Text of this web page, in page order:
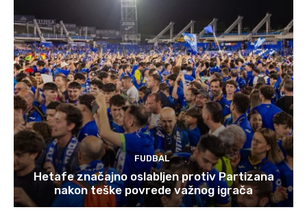
FUDBAL
Hetafe značajno oslabljen protiv Partizana
nakon teške povrede važnog igrača